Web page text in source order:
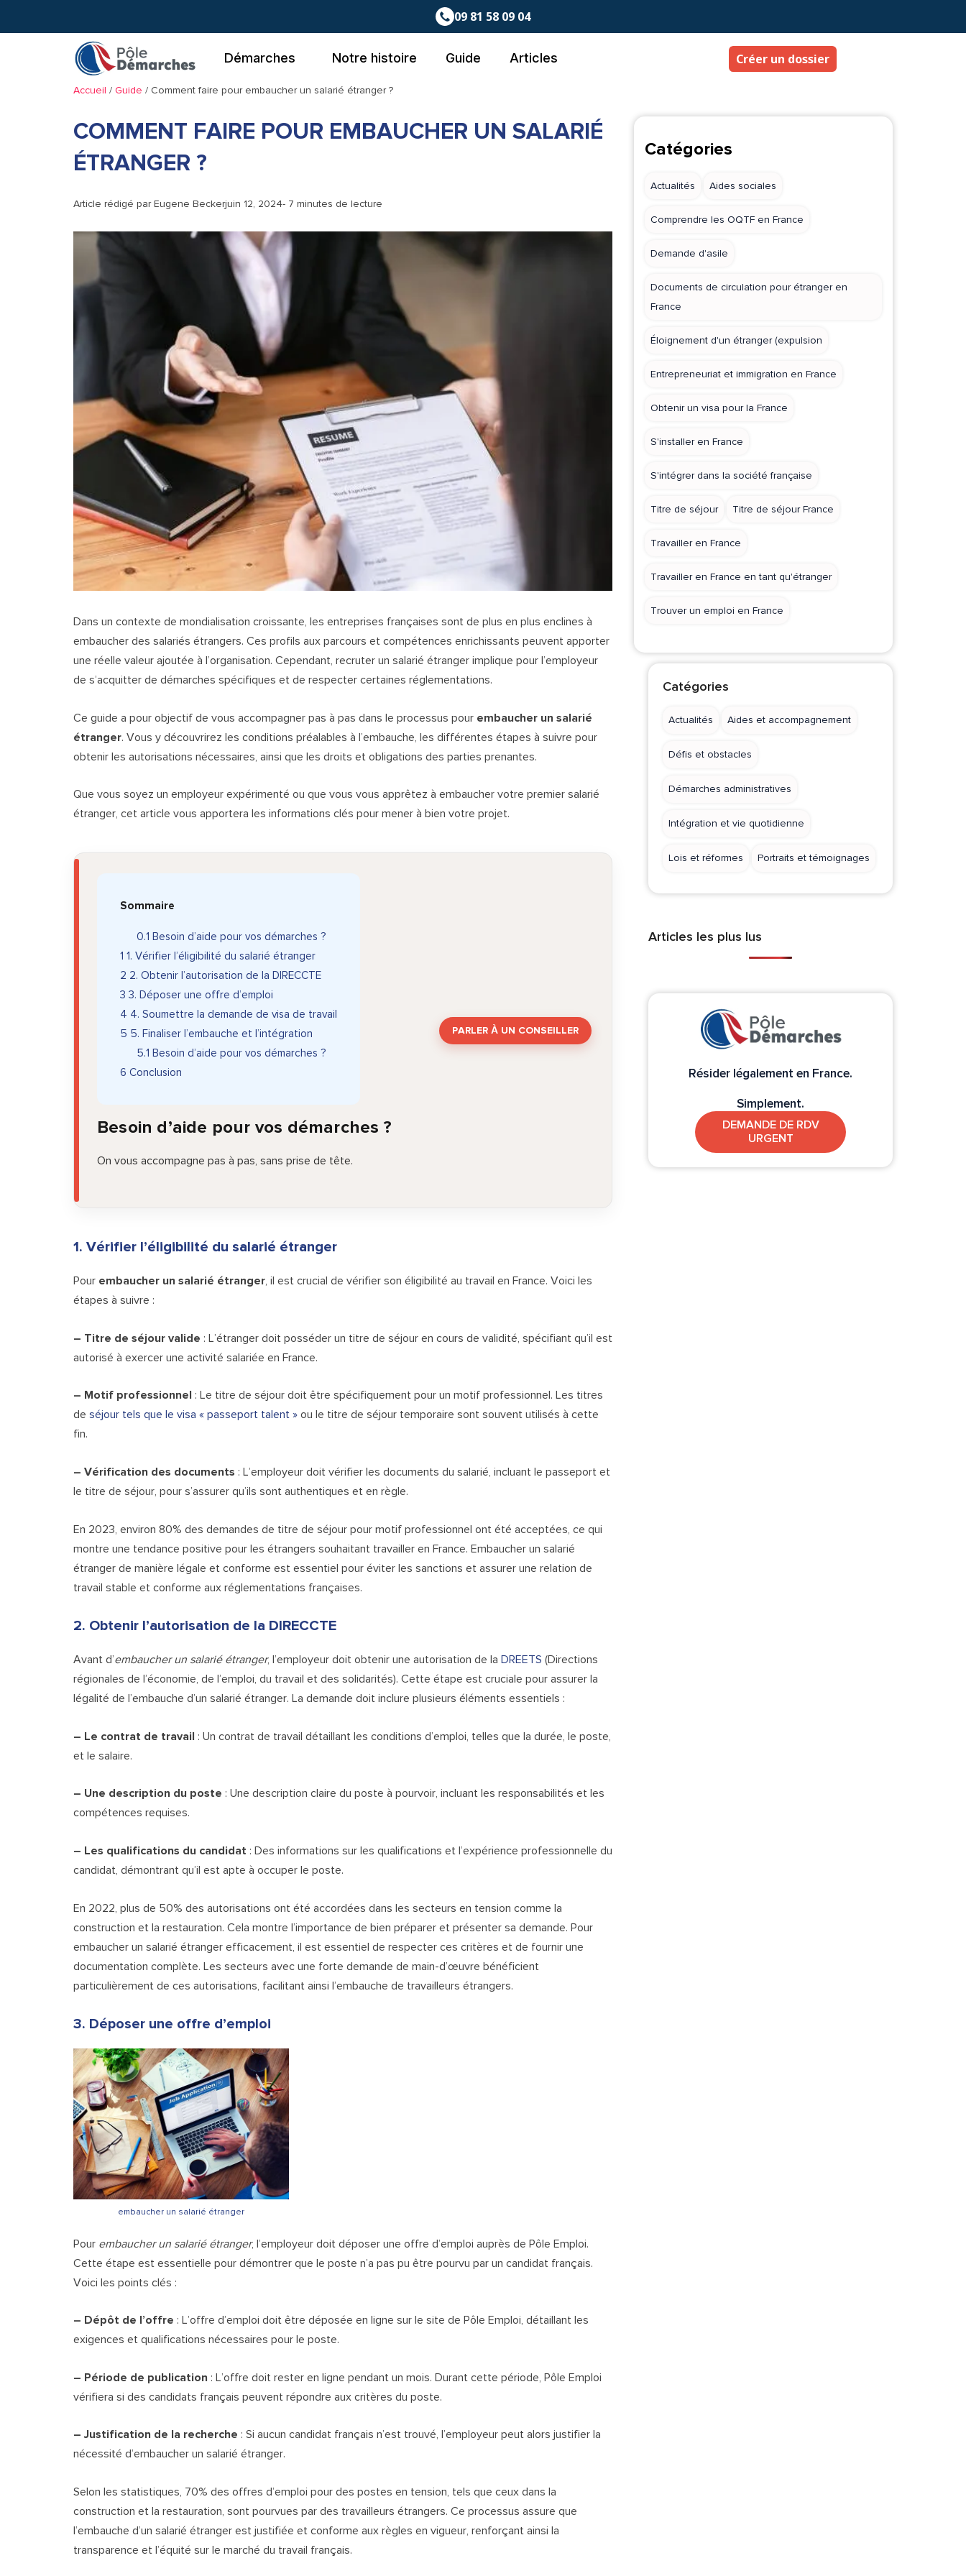
09 81 58 09 04
Démarches Notre histoire Guide Articles Créer un dossier
Accueil / Guide / Comment faire pour embaucher un salarié étranger ?
COMMENT FAIRE POUR EMBAUCHER UN SALARIÉ
ÉTRANGER ?
Article rédigé parEugene Beckerjuin 12, 2024- 7 minutes de lecture
Dans un contexte de mondialisation croissante, les entreprises françaises sont de plus en plus enclines à
embaucher des salariés étrangers. Ces profils aux parcours et compétences enrichissants peuvent apporter
une réelle valeur ajoutée à l’organisation. Cependant, recruter un salarié étranger implique pour l’employeur
de s’acquitter de démarches spécifiques et de respecter certaines réglementations.
Ce guide a pour objectif de vous accompagner pas à pas dans le processus pour embaucher un salarié
étranger. Vous y découvrirez les conditions préalables à l’embauche, les différentes étapes à suivre pour
obtenir les autorisations nécessaires, ainsi que les droits et obligations des parties prenantes.
Que vous soyez un employeur expérimenté ou que vous vous apprêtez à embaucher votre premier salarié
étranger, cet article vous apportera les informations clés pour mener à bien votre projet.
Sommaire
0.1 Besoin d’aide pour vos démarches ?
1 1. Vérifier l’éligibilité du salarié étranger
2 2. Obtenir l’autorisation de la DIRECCTE
3 3. Déposer une offre d’emploi
4 4. Soumettre la demande de visa de travail
5 5. Finaliser l’embauche et l’intégration
5.1 Besoin d’aide pour vos démarches ?
6 Conclusion
Besoin d’aide pour vos démarches ?
On vous accompagne pas à pas, sans prise de tête.
PARLER À UN CONSEILLER
1. Vérifier l’éligibilité du salarié étranger
Pour embaucher un salarié étranger, il est crucial de vérifier son éligibilité au travail en France. Voici les
étapes à suivre :
– Titre de séjour valide : L’étranger doit posséder un titre de séjour en cours de validité, spécifiant qu’il est
autorisé à exercer une activité salariée en France.
– Motif professionnel : Le titre de séjour doit être spécifiquement pour un motif professionnel. Les titres
de séjour tels que le visa « passeport talent » ou le titre de séjour temporaire sont souvent utilisés à cette
fin.
– Vérification des documents : L’employeur doit vérifier les documents du salarié, incluant le passeport et
le titre de séjour, pour s’assurer qu’ils sont authentiques et en règle.
En 2023, environ 80% des demandes de titre de séjour pour motif professionnel ont été acceptées, ce qui
montre une tendance positive pour les étrangers souhaitant travailler en France. Embaucher un salarié
étranger de manière légale et conforme est essentiel pour éviter les sanctions et assurer une relation de
travail stable et conforme aux réglementations françaises.
2. Obtenir l’autorisation de la DIRECCTE
Avant d’embaucher un salarié étranger, l’employeur doit obtenir une autorisation de la DREETS (Directions
régionales de l’économie, de l’emploi, du travail et des solidarités). Cette étape est cruciale pour assurer la
légalité de l’embauche d’un salarié étranger. La demande doit inclure plusieurs éléments essentiels :
– Le contrat de travail : Un contrat de travail détaillant les conditions d’emploi, telles que la durée, le poste,
et le salaire.
– Une description du poste : Une description claire du poste à pourvoir, incluant les responsabilités et les
compétences requises.
– Les qualifications du candidat : Des informations sur les qualifications et l’expérience professionnelle du
candidat, démontrant qu’il est apte à occuper le poste.
En 2022, plus de 50% des autorisations ont été accordées dans les secteurs en tension comme la
construction et la restauration. Cela montre l’importance de bien préparer et présenter sa demande. Pour
embaucher un salarié étranger efficacement, il est essentiel de respecter ces critères et de fournir une
documentation complète. Les secteurs avec une forte demande de main-d’œuvre bénéficient
particulièrement de ces autorisations, facilitant ainsi l’embauche de travailleurs étrangers.
3. Déposer une offre d’emploi
embaucher un salarié étranger
Pour embaucher un salarié étranger, l’employeur doit déposer une offre d’emploi auprès de Pôle Emploi.
Cette étape est essentielle pour démontrer que le poste n’a pas pu être pourvu par un candidat français.
Voici les points clés :
– Dépôt de l’offre : L’offre d’emploi doit être déposée en ligne sur le site de Pôle Emploi, détaillant les
exigences et qualifications nécessaires pour le poste.
– Période de publication : L’offre doit rester en ligne pendant un mois. Durant cette période, Pôle Emploi
vérifiera si des candidats français peuvent répondre aux critères du poste.
– Justification de la recherche : Si aucun candidat français n’est trouvé, l’employeur peut alors justifier la
nécessité d’embaucher un salarié étranger.
Selon les statistiques, 70% des offres d’emploi pour des postes en tension, tels que ceux dans la
construction et la restauration, sont pourvues par des travailleurs étrangers. Ce processus assure que
l’embauche d’un salarié étranger est justifiée et conforme aux règles en vigueur, renforçant ainsi la
transparence et l’équité sur le marché du travail français.
Catégories
Actualités Aides sociales
Comprendre les OQTF en France
Demande d'asile
Documents de circulation pour étranger en
France
Éloignement d'un étranger (expulsion
Entrepreneuriat et immigration en France
Obtenir un visa pour la France
S'installer en France
S'intégrer dans la société française
Titre de séjour Titre de séjour France
Travailler en France
Travailler en France en tant qu'étranger
Trouver un emploi en France
Catégories
Actualités Aides et accompagnement
Défis et obstacles
Démarches administratives
Intégration et vie quotidienne
Lois et réformes Portraits et témoignages
Articles les plus lus
Résider légalement en France.
Simplement.
DEMANDE DE RDV
URGENT